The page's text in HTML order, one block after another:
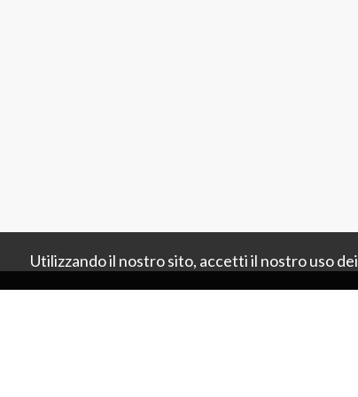
Utilizzando il nostro sito, accetti il nostro uso dei